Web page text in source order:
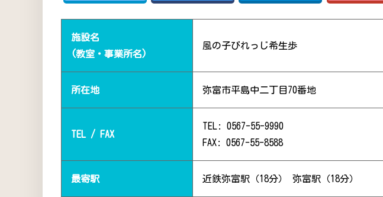
施設名
(教室・事業所名)
風の子びれっじ希生歩
所在地 弥富市平島中二丁目70番地
TEL / FAX
TEL: 0567-55-9990
FAX: 0567-55-8588
最寄駅 近鉄弥富駅（18分） 弥富駅（18分）